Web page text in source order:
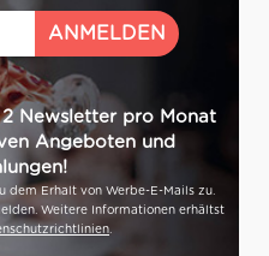
Newsletter pro Monat
Angeboten und
Erhalt von Werbe-E-Mails zu.
Weitere Informationen erhältst